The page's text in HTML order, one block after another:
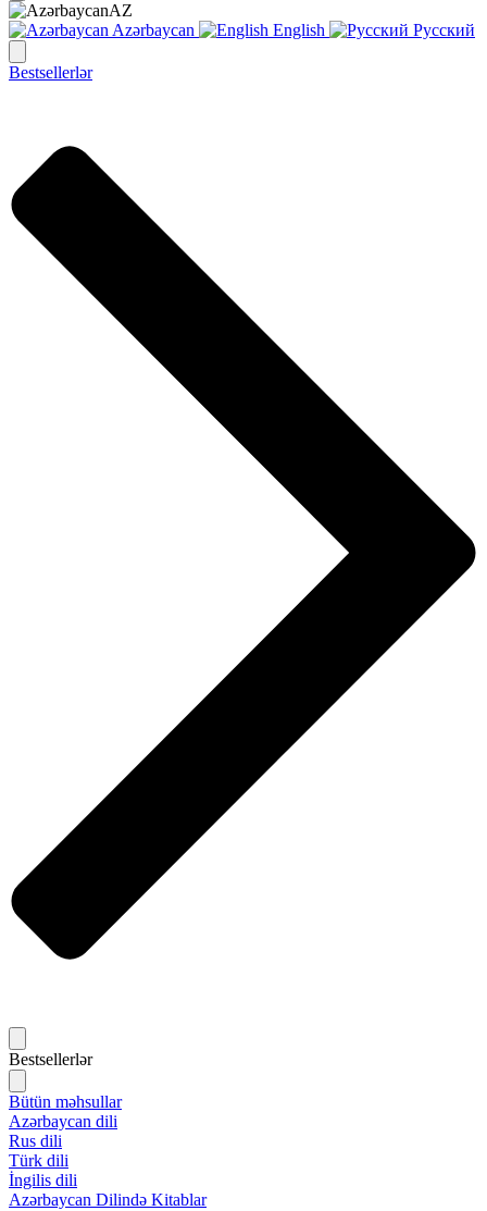
AZ
Azərbaycan
English Русский
Bestsellerlər
Bestsellerlər
Bütün məhsullar
Azərbaycan dili
Rus dili
Türk dili
İngilis dili
Azərbaycan Dilində Kitablar